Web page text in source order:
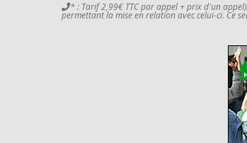
* : Tarif 2,99€ TTC par appel + prix d'un
permettant la mise en relation avec celui-ci. Ce